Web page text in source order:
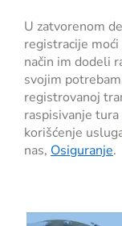
U zatvorenom
registracije
način im dodeli
svojim
registrovanoj
raspisivanje
korišćenje
nas, Osiguranje.